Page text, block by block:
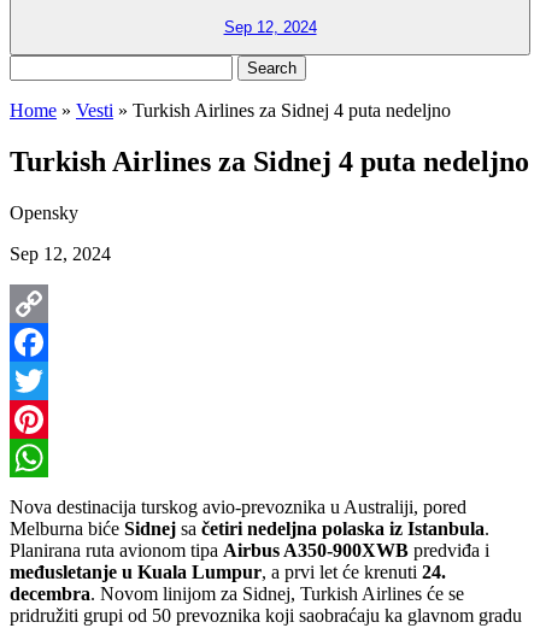
Sep 12, 2024
for:
Home » Vesti » Turkish Airlines za Sidnej 4 puta nedeljno
Turkish Airlines za Sidnej 4 puta nedeljno
Opensky
Sep 12, 2024
Copy
Link
Facebook
Twitter
Pinterest
WhatsApp
Nova destinacija turskog avio-prevoznika u Australiji, pored
Melburna biće Sidnej sa četiri nedeljna polaska iz Istanbula.
Planirana ruta avionom tipa Airbus A350-900XWB predviđa i
međusletanje u Kuala Lumpur, a prvi let će krenuti 24.
decembra. Novom linijom za Sidnej, Turkish Airlines će se
pridružiti grupi od 50 prevoznika koji saobraćaju ka glavnom gradu